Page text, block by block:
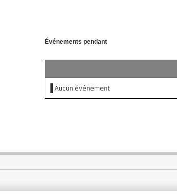
Événements pendant
Aucun événement